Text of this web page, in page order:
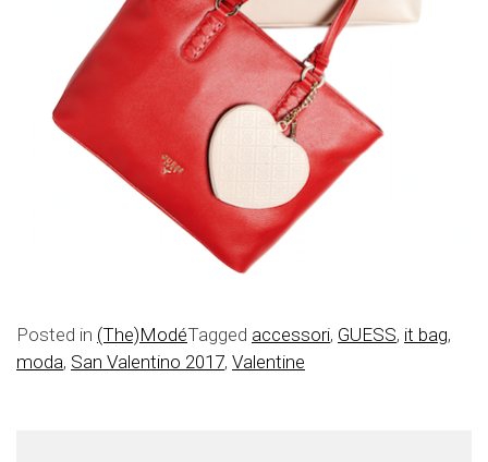
Posted in (The)ModéTagged accessori, GUESS, it bag,
moda, San Valentino 2017, Valentine